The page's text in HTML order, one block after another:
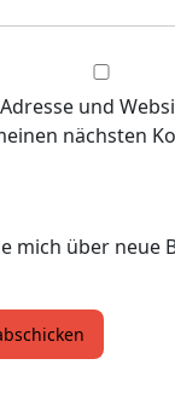
und
nächsten
mich über neue